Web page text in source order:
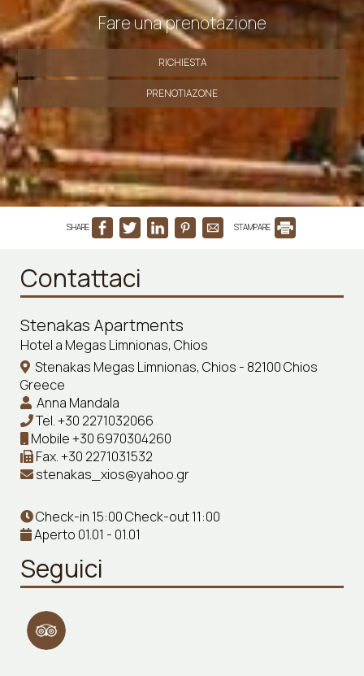
Fare una prenotazione
RICHIESTA
PRENOTIAZONE
SHARE STAMPARE
Contattaci
Stenakas Apartments
Hotel a Megas Limnionas, Chios
Stenakas Megas Limnionas, Chios - 82100 Chios
Greece
Anna Mandala
Tel.+30 2271032066
Mobile+30 6970304260
Fax.+30 2271031532
stenakas_xios@yahoo.gr
Check-in 15:00 Check-out 11:00
Aperto 01.01 - 01.01
Seguici